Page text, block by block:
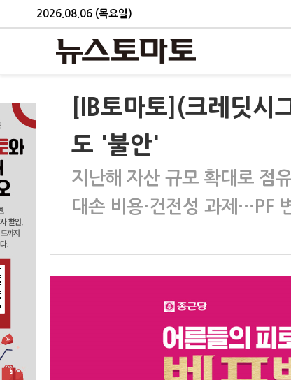
2026.08.06 (목요일)
[IB토마토](크레딧시
도 '불안'
지난해 자산 규모 확대로 점
대손 비용·건전성 과제…PF